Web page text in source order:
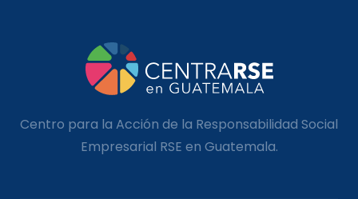
Centro para la Acción de la Responsabilidad Social
Empresarial RSE en Guatemala.